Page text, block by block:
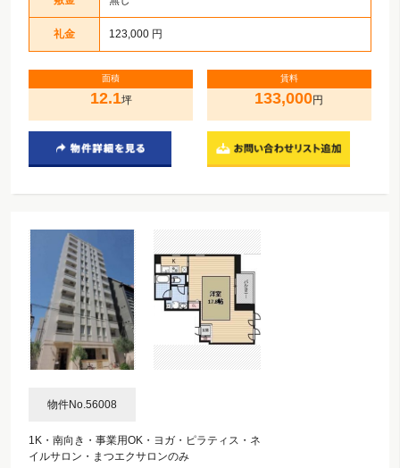
礼金 123,000 円
面積
12.1坪
賃料
133,000円
物件No.56008
1K・南向き・事業用OK・ヨガ・ピラティス・ネ
イルサロン・まつエクサロンのみ